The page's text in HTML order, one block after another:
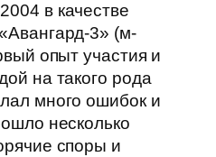
в качестве
3» (м-
опыт участия и
на такого рода
много ошибок и
несколько
споры и